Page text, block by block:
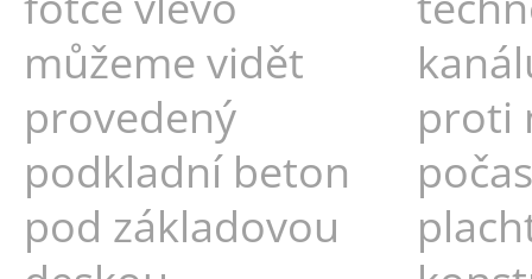
můžeme vidět
provedený
podkladní beton
pod základovou
proti